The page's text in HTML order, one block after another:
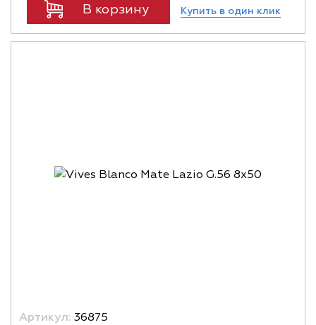
В корзину Купить в один клик
Артикул: 36875